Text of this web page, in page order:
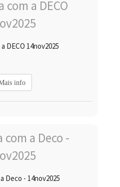
DECO 14nov2025
info
Deco - 14nov2025